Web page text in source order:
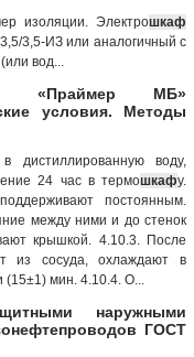
изоляции. Электрошкаф
3,5-ИЗ или аналогичный с
вод...
«Праймер МБ»
условия. Методы
дистиллированную воду,
24 час в термошкафу.
постоянным.
между ними и до стенок
крышкой. 4.10.3. После
из сосуда, охлаждают в
мин. 4.10.4. О...
наружными
ГОСТ